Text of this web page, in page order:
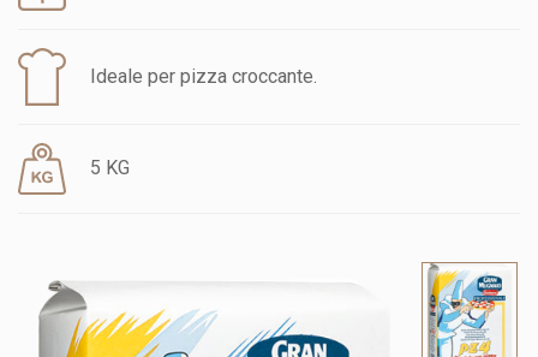
Ideale per pizza croccante.
5 KG